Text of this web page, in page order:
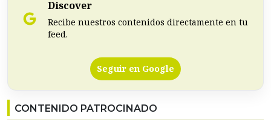
Discover
Recibe nuestros contenidos directamente en tu
feed.
Seguir en Google
CONTENIDO PATROCINADO